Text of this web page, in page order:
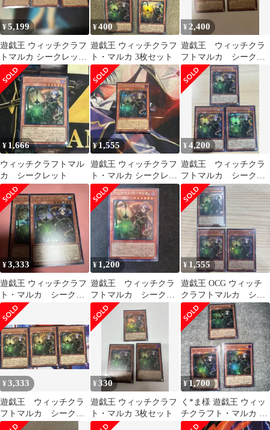
¥5,199
遊戯王 ウィッチクラフ
トマルカ シークレッ
ト 3枚
¥400
遊戯王 ウィッチクラフ
ト・マルカ 3枚セット
¥2,400
遊戯王 ウィッチクラ
フトマルカ シークレ
ット 2枚セット 遊戯
王カード
¥ 1,666
ウィッチクラフトマル
カ シークレット
¥1,555
遊戯王 ウィッチクラフ
ト・マルカ シークレッ
ト
¥4,200
遊戯王 ウィッチクラ
フトマルカ シークレ
ット 3枚
¥3,333
遊戯王 ウィッチクラフ
ト・マルカ シークレ
ットレア 2枚 セット
¥ 1,200
遊戯王 ウィッチクラ
フトマルカ シークレ
ット
¥ 1,555
遊戯王 OCG ウィッチ
クラフトマルカ シー
クレット1枚 SR2枚
¥3,333
遊戯王 ウィッチクラ
フトマルカ シークレ
ット 3枚
¥330
遊戯王 ウィッチクラフ
ト・マルカ 3枚セット
¥1,700
く*ま様 遊戯王 ウィッ
チクラフト・マルカ 3
枚セット